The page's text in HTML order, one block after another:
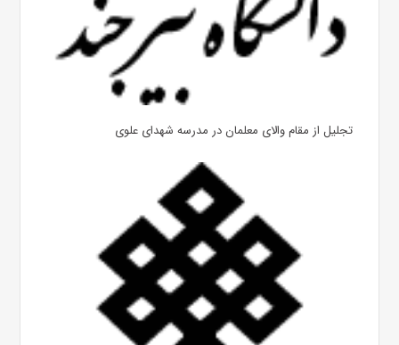
تجلیل از مقام والای معلمان در مدرسه شهدای علوی